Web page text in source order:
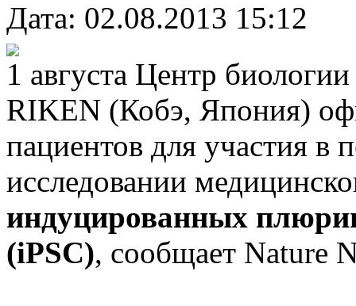
Дата: 02.08.2013 15:12
1 августа Центр
RIKEN (Кобэ, Япония)
пациентов для участия в
исследовании
индуцированных
(iPSC), сообщает Nature